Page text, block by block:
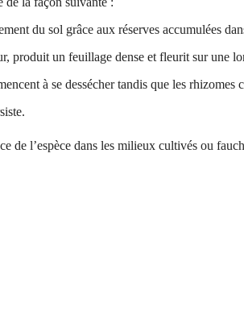
du sol grâce aux réserves accumulées
produit un feuillage dense et fleurit sur une
à se dessécher tandis que les rhizomes
de l’espèce dans les milieux cultivés ou